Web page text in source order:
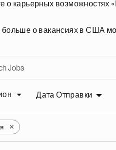
о карьерных возможностях
больше о вакансиях в США
Дата Отправки
X